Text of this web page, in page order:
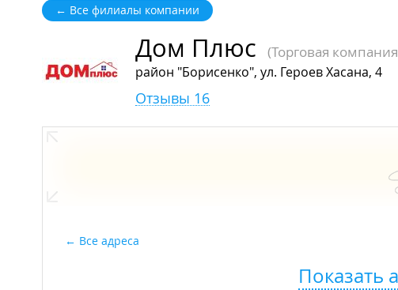
← Все филиалы компании
Дом Плюс (Торговая
район "Борисенко", ул. Героев Хасана, 4
Отзывы 16
Все адреса
Показать